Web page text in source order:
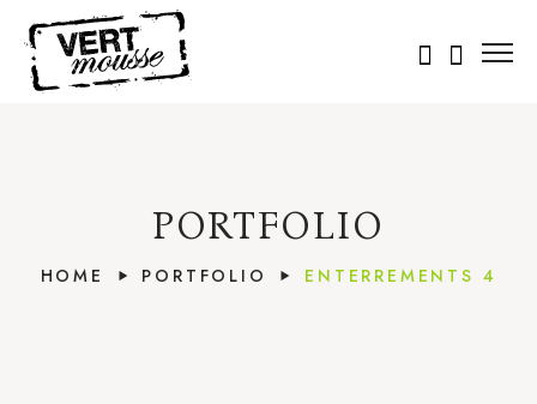
PORTFOLIO
HOME PORTFOLIO ENTERREMENTS 4